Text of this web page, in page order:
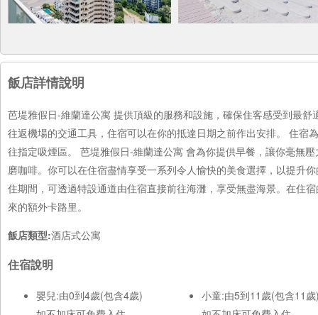
飯店詳情說明
芭堤雅假日-維蘭達公寓 提供頂級的服務和設施，確保住客感受到最
往返機場的交通工具，住宿可以在你的抵達日期之前作出安排。 住
往指定吸煙區。 芭堤雅假日-維蘭達公寓 會為你提供早餐，讓你毫無
磨咖啡。你可以在住宿盡情享受一系列令人愉快的美食選擇，以提升
住期間，可透過特設通道由住宿直接前往海灘，享受無盡海景。在住
來的額外卡路里。
飯店類型:酒店式公寓
住宿說明
嬰兒:由0到4歲(包含4歲)
小童:由5到11歲(包含11